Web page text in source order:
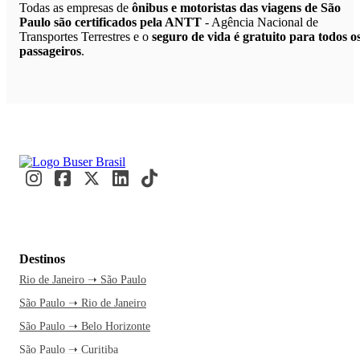
Todas as empresas de ônibus e motoristas das viagens de São
Paulo são certificados pela ANTT - Agência Nacional de
Transportes Terrestres e o seguro de vida é gratuito para todos
passageiros.
Destinos
Rio de Janeiro ➝ São Paulo
São Paulo ➝ Rio de Janeiro
São Paulo ➝ Belo Horizonte
São Paulo ➝ Curitiba